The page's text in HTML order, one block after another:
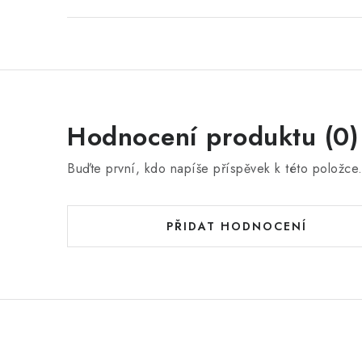
Hodnocení produktu (0)
Buďte první, kdo napíše příspěvek k této položce.
PŘIDAT HODNOCENÍ